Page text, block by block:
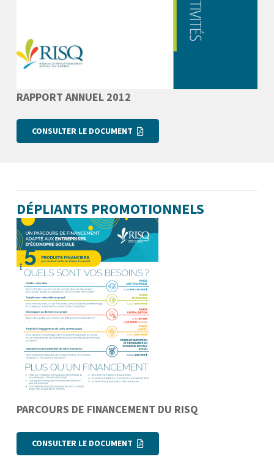
RAPPORT ANNUEL 2012
CONSULTER LE DOCUMENT
DÉPLIANTS PROMOTIONNELS
PARCOURS DE FINANCEMENT DU RISQ
CONSULTER LE DOCUMENT